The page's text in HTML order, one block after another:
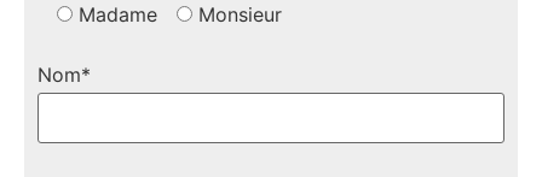
Madame Monsieur
Nom*